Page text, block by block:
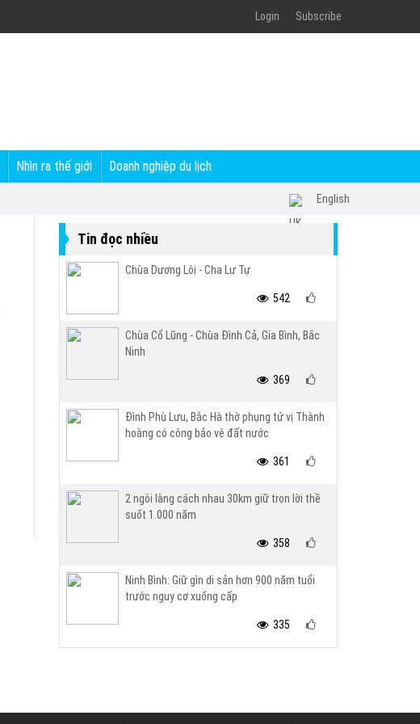
Login Subscribe
Nhìn ra thế giới Doanh nghiệp du lịch
English
Tin đọc nhiều
Chùa Dương Lôi - Cha Lư Tự
542
Chùa Cổ Lũng - Chùa Đình Cả, Gia Bình, Bắc
Ninh
369
Đình Phù Lưu, Bắc Hà thờ phụng tứ vị Thành
hoàng có công bảo vệ đất nước
361
2 ngôi làng cách nhau 30km giữ trọn lời thề
suốt 1.000 năm
358
Ninh Bình: Giữ gìn di sản hơn 900 năm tuổi
trước nguy cơ xuống cấp
335